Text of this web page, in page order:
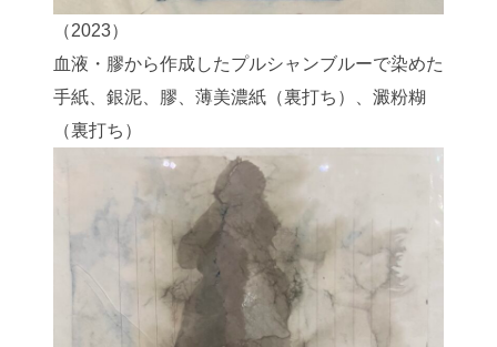
（2023）
血液・膠から作成したプルシャンブルーで染めた
手紙、銀泥、膠、薄美濃紙（裏打ち）、澱粉糊
（裏打ち）